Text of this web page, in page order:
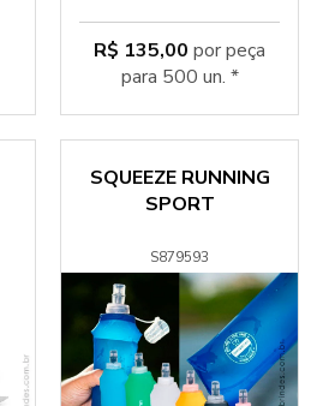
R$ 135,00 por peça
para 500 un. *
SQUEEZE RUNNING
SPORT
S879593